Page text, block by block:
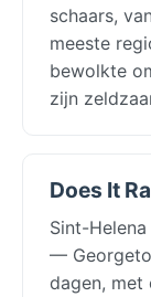
schaars,
meeste
bewolkte
zijn
Does It
Sint-
—
dagen, met